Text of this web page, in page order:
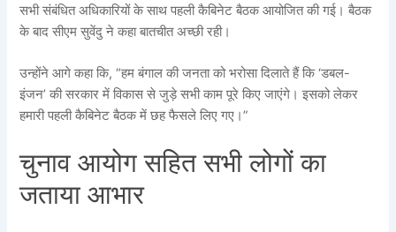
सभी संबंधित अधिकारियों के साथ पहली कैबिनेट बैठक आयोजित की गई। बैठक
के बाद सीएम सुवेंदु ने कहा बातचीत अच्छी रही।
उन्होंने आगे कहा कि, “हम बंगाल की जनता को भरोसा दिलाते हैं कि ‘डबल-
इंजन’ की सरकार में विकास से जुड़े सभी काम पूरे किए जाएंगे। इसको लेकर
हमारी पहली कैबिनेट बैठक में छह फैसले लिए गए।”
चुनाव आयोग सहित सभी लोगों का
जताया आभार